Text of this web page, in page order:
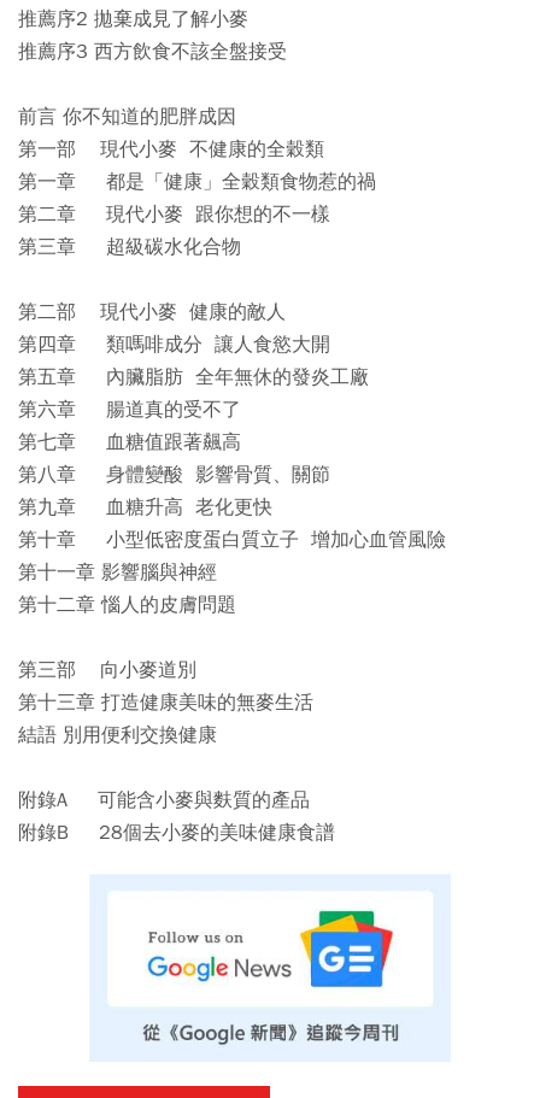
推薦序2 拋棄成見了解小麥
推薦序3 西方飲食不該全盤接受
前言 你不知道的肥胖成因
第一部 現代小麥 不健康的全穀類
第一章 都是「健康」全穀類食物惹的禍
第二章 現代小麥 跟你想的不一樣
第三章 超級碳水化合物
第二部 現代小麥 健康的敵人
第四章 類嗎啡成分 讓人食慾大開
第五章 內臟脂肪 全年無休的發炎工廠
第六章 腸道真的受不了
第七章 血糖值跟著飆高
第八章 身體變酸 影響骨質、關節
第九章 血糖升高 老化更快
第十章 小型低密度蛋白質立子 增加心血管風險
第十一章 影響腦與神經
第十二章 惱人的皮膚問題
第三部 向小麥道別
第十三章 打造健康美味的無麥生活
結語 別用便利交換健康
附錄A 可能含小麥與麩質的產品
附錄B 28個去小麥的美味健康食譜